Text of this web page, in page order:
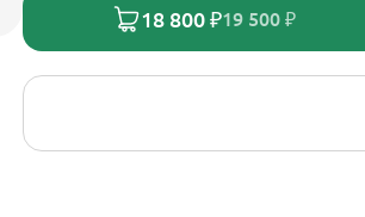
18 800 ₽19 500 ₽